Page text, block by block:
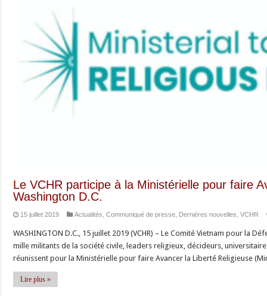
Le VCHR participe à la Ministérielle pour faire
Washington D.C.
15 juillet 2019 Actualités ,Communiqué de presse Dernières nouvelles ,VCHR
WASHINGTON D.C., 15 juillet 2019 (VCHR) – Le Comité Vietnam pour la
mille militants de la société civile, leaders religieux, décideurs,
réunissent pour la Ministérielle pour faire Avancer la Liberté Religieuse
Lire plus »